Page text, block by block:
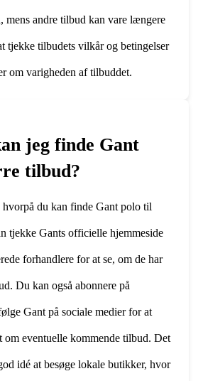
mens andre tilbud kan vare længere
tjekke tilbudets vilkår og betingelser
om varigheden af tilbuddet.
jeg finde Gant
tilbud?
hvorpå du kan finde Gant polo til
tjekke Gants officielle hjemmeside
forhandlere for at se, om de har
Du kan også abonnere på
Gant på sociale medier for at
om eventuelle kommende tilbud. Det
idé at besøge lokale butikker, hvor